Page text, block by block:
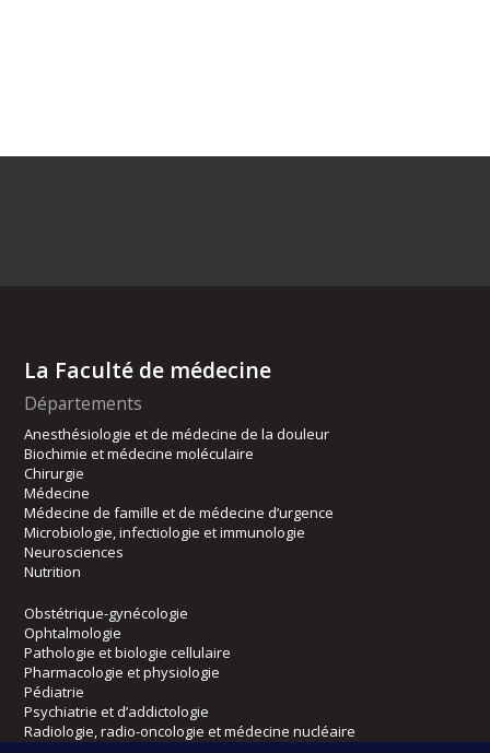
La Faculté de médecine
Départements
Anesthésiologie et de médecine de la douleur
Biochimie et médecine moléculaire
Chirurgie
Médecine
Médecine de famille et de médecine d’urgence
Microbiologie, infectiologie et immunologie
Neurosciences
Nutrition
Obstétrique-gynécologie
Ophtalmologie
Pathologie et biologie cellulaire
Pharmacologie et physiologie
Pédiatrie
Psychiatrie et d’addictologie
Radiologie, radio-oncologie et médecine nucléaire